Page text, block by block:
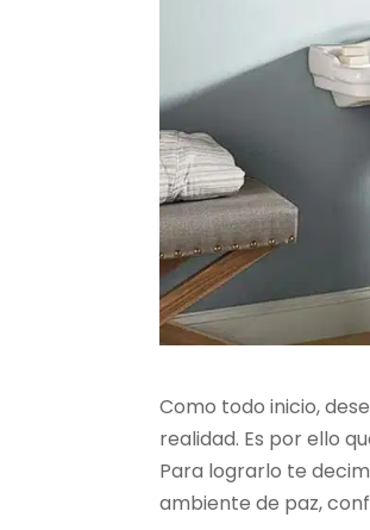
Como todo inicio,
realidad. Es por ello
Para lograrlo te
ambiente de paz,